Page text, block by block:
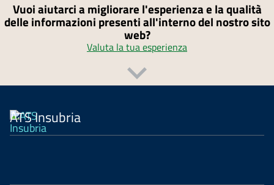
Vuoi aiutarci a migliorare l'esperienza e la qualità
delle informazioni presenti all'interno del nostro sito
web?
Valuta la tua esperienza
ATS Insubria